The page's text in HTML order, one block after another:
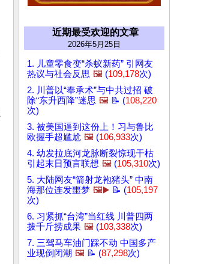
近期最受欢迎的文章
2026年5月25日
1. 儿童零食变“杀蚁新药” 引网友
热议与社会反思 🖼️ (109,178次)
2. 川普以“奉承术”与中共过招 破
除“东升西降”迷思 🖼️ 📝 (108,220
次)
3. 被美国逼到这份上！习与鲁比
欧握手超尴尬 🖼️ (106,933次)
4. 幼发拉底河龙脉断裂惊现干枯
引起末日预言联想 🖼️ (105,310次)
5. 大陆网友“箭射龙袍猪头” 中南
海那位连发噩梦 🖼️▶️ 📝 (105,197
次)
6. 习紧抓“台湾”当红线 川普四两
拨千斤捞成果 🖼️ (103,338次)
7. 三驾马车油门踩不动 中国多产
业现倒闭潮 🖼️ 📝 (87,298次)